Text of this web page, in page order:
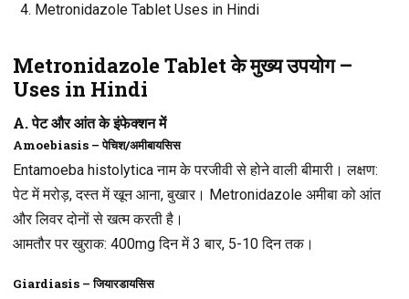
Metronidazole Tablet Uses in Hindi
Metronidazole Tablet के मुख्य उपयोग –
Uses in Hindi
A. पेट और आंत के इंफेक्शन में
Amoebiasis – पेचिश/अमीबायसिस
Entamoeba histolytica नाम के परजीवी से होने वाली बीमारी। लक्षण:
पेट में मरोड़, दस्त में खून आना, बुखार। Metronidazole अमीबा को आंत
और लिवर दोनों से खत्म करती है।
आमतौर पर खुराक: 400mg दिन में 3 बार, 5-10 दिन तक।
Giardiasis – जियारडायसिस